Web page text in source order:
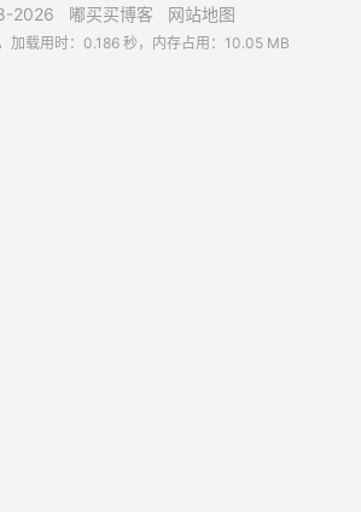
2026 嘟买买博客 网站地图
加载用时：0.186 秒，内存占用：10.05 MB